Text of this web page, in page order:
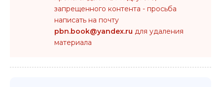
запрещенного контента - просьба
написать на почту
pbn.book@yandex.ru для удаления
материала